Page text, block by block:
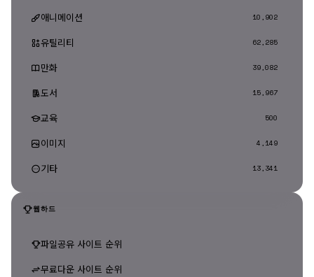
애니메이션 10,902
유틸리티 62,285
만화 39,082
도서 15,967
교육 500
이미지 4,149
기타 13,341
웹하드
파일공유 사이트 순위
무료다운 사이트 순위